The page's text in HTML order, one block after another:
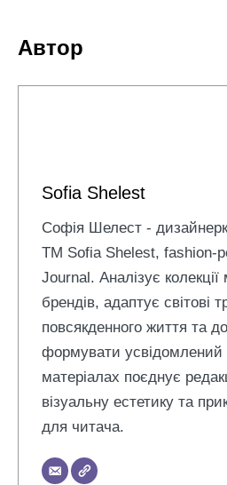
Автор
Sofia Shelest
Софія Шелест -
ТМ Sofia Shelest, fashion-
Journal. Аналізує
брендів, адаптує світові
повсякденного життя та
формувати усвідомлений
матеріалах поєднує
візуальну естетику та
для читача.